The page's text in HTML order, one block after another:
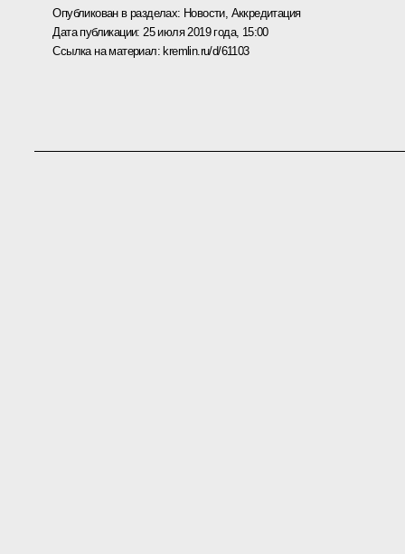
Опубликован в разделах: Новости, Аккредитация
Дата публикации: 25 июля 2019 года, 15:00
Ссылка на материал: kremlin.ru/d/61103